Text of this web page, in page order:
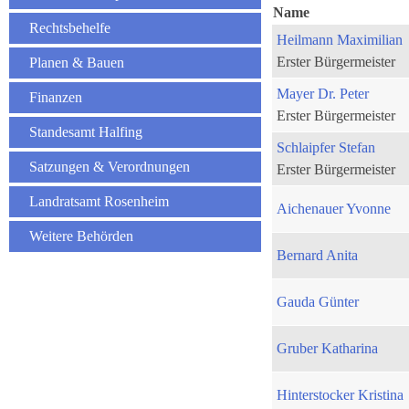
Rechtsbehelfe
Planen & Bauen
Finanzen
Standesamt Halfing
Satzungen & Verordnungen
Landratsamt Rosenheim
Weitere Behörden
Name
Heilmann Maximilian
Erster Bürgermeister
Mayer Dr. Peter
Erster Bürgermeister
Schlaipfer Stefan
Erster Bürgermeister
Aichenauer Yvonne
Bernard Anita
Gauda Günter
Gruber Katharina
Hinterstocker Kristina